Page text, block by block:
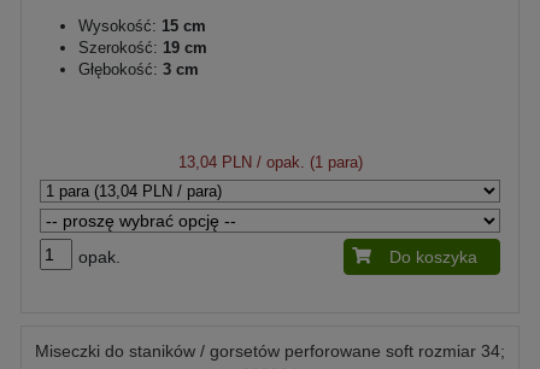
Wysokość: 15 cm
Szerokość: 19 cm
Głębokość: 3 cm
13,04 PLN / opak. (1 para)
opak. Do koszyka
Miseczki do staników / gorsetów perforowane soft rozmiar 34;